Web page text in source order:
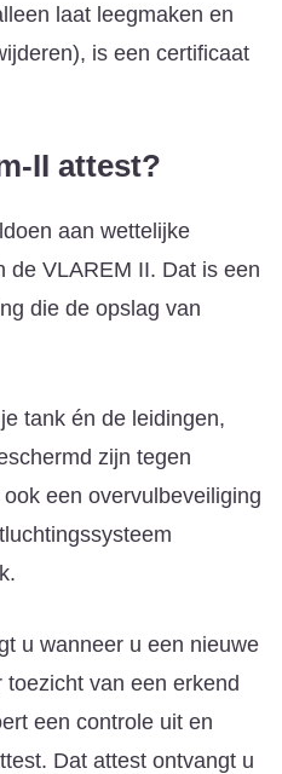
laat leegmaken en
is een certificaat
II attest?
aan wettelijke
de VLAREM II. Dat is een
die de opslag van
tank én de leidingen,
zijn tegen
een overvulbeveiliging
u wanneer u een nieuwe
van een erkend
een controle uit en
Dat attest ontvangt u